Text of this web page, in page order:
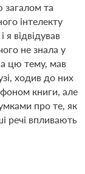
загалом та
інтелекту
відвідував
не знала у
цю тему, мав
ходив до них
книги, але
про те, як
речі впливають